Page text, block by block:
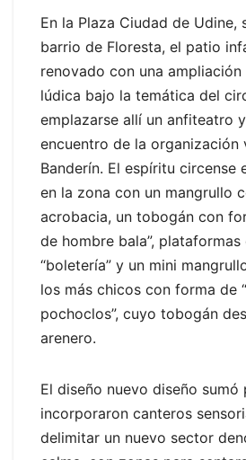
En la Plaza Ciudad de Udine,
barrio de Floresta, el patio
renovado con una
lúdica bajo la temática del
emplazarse allí un anfiteatro
encuentro de la organización
Banderín. El espíritu circense
en la zona con un mangrullo
acrobacia, un tobogán con
de hombre bala”,
“boletería” y un mini
los más chicos con forma de
pochoclos”, cuyo tobogán
arenero.
El diseño nuevo diseño sumó
incorporaron canteros
delimitar un nuevo sector